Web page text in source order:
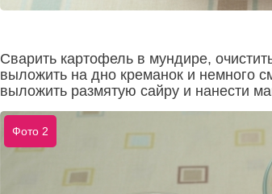
Сварить картофель в мундире,
выложить на дно креманок и немного
выложить размятую сайру и нанести
Фото 2